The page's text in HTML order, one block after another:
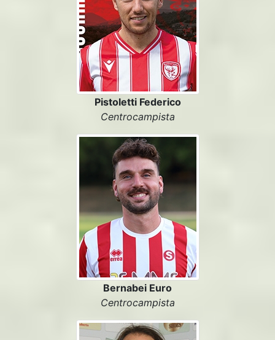
Pistoletti Federico
Centrocampista
Bernabei Euro
Centrocampista